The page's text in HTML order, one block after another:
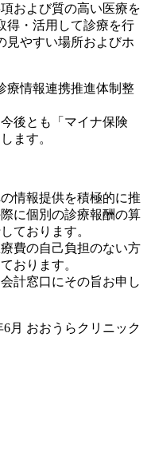
および質の高い医療を
得・活用して診療を行
見やすい場所およびホ
療情報連携推進体制整
後とも「マイナ保険
ます。
情報提供を積極的に推
に個別の診療報酬の算
ております。
費の自己負担のない方
おります。
計窓口にその旨お申し
6月 おおうらクリニック